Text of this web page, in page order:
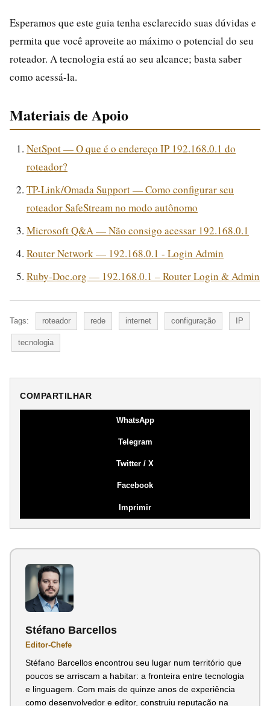
Esperamos que este guia tenha esclarecido suas dúvidas e
permita que você aproveite ao máximo o potencial do seu
roteador. A tecnologia está ao seu alcance; basta saber
como acessá-la.
Materiais de Apoio
NetSpot — O que é o endereço IP 192.168.0.1 do
roteador?
TP-Link/Omada Support — Como configurar seu
roteador SafeStream no modo autônomo
Microsoft Q&A — Não consigo acessar 192.168.0.1
Router Network — 192.168.0.1 - Login Admin
Ruby-Doc.org — 192.168.0.1 – Router Login & Admin
Tags: roteador rede internet configuração IP
tecnologia
COMPARTILHAR
WhatsApp
Telegram
Twitter / X
Facebook
Imprimir
Stéfano Barcellos
Editor-Chefe
Stéfano Barcellos encontrou seu lugar num território que
poucos se arriscam a habitar: a fronteira entre tecnologia
e linguagem. Com mais de quinze anos de experiência
como desenvolvedor e editor, construiu reputação na